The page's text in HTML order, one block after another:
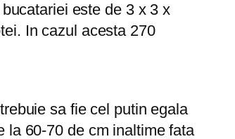
este de 3 x 3 x
In cazul acesta 270
sa fie cel putin egala
la 60-70 de cm inaltime fata